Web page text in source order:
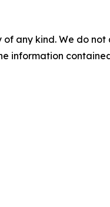
any kind. We do
information